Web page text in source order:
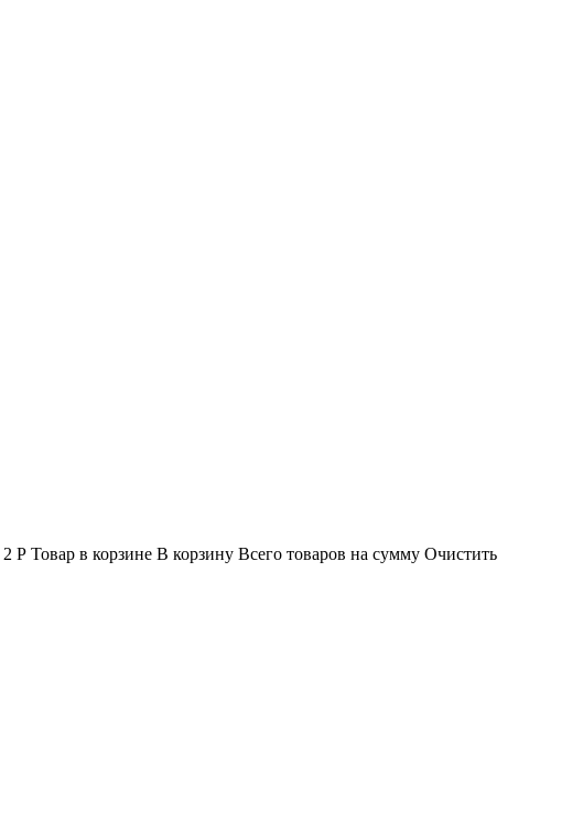
2 Р Товар в корзине В корзину Всего товаров на сумму Очистить